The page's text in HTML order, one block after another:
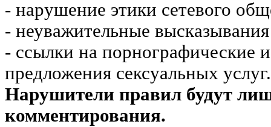
- нарушение этики сетевого
- неуважительные
- ссылки на порнографические
предложения сексуальных услуг.
Нарушители правил будут
комментирования.